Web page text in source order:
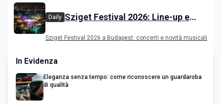
Daily Sziget Festival 2026: Line-up e
Sziget Festival 2026 a Budapest: concerti e novità musicali
In Evidenza
Eleganza senza tempo: come riconoscere un guardaroba
di qualità